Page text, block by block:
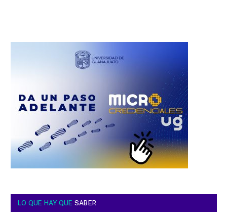
LO QUE HAY QUE SABER